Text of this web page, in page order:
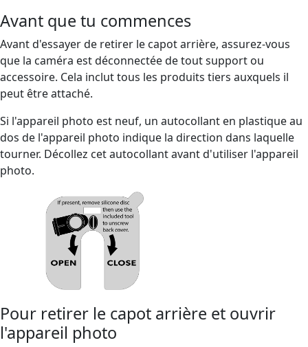
Avant que tu commences
Avant d'essayer de retirer le capot arrière, assurez-vous
que la caméra est déconnectée de tout support ou
accessoire. Cela inclut tous les produits tiers auxquels il
peut être attaché.
Si l'appareil photo est neuf, un autocollant en plastique au
dos de l'appareil photo indique la direction dans laquelle
tourner. Décollez cet autocollant avant d'utiliser l'appareil
photo.
Pour retirer le capot arrière et ouvrir
l'appareil photo